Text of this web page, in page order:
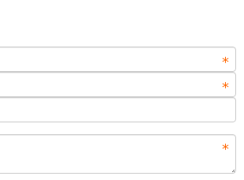
bếp uy tín và chuyên nghiệp tại TP.HCM